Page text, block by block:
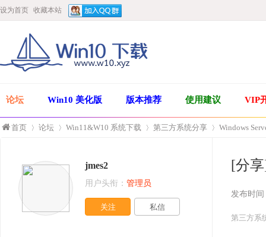
设为首页 收藏本站
论坛 Win10 美化版 版本推荐 使用建议 VIP
首页
»
论坛 Win11&W10 系统下载
›
第三方系统分享 Windows
[分享
发布时间
第三方系
jmes2
用户头衔： 管理员
关注 私信